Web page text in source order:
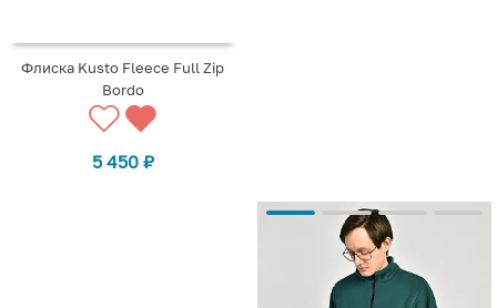
Флиска Kusto Fleece Full Zip
Bordo
5 450 ₽